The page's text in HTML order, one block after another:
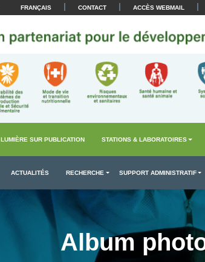
FRANÇAIS | CONTACT | ACCÈS WEBMAIL |
LUMIÈRE SUR PUBLICATION STATIONS & LABORATOIRES
ACTUALITÉS RECHERCHE SUPPORT ADMINISTRATIF
Album